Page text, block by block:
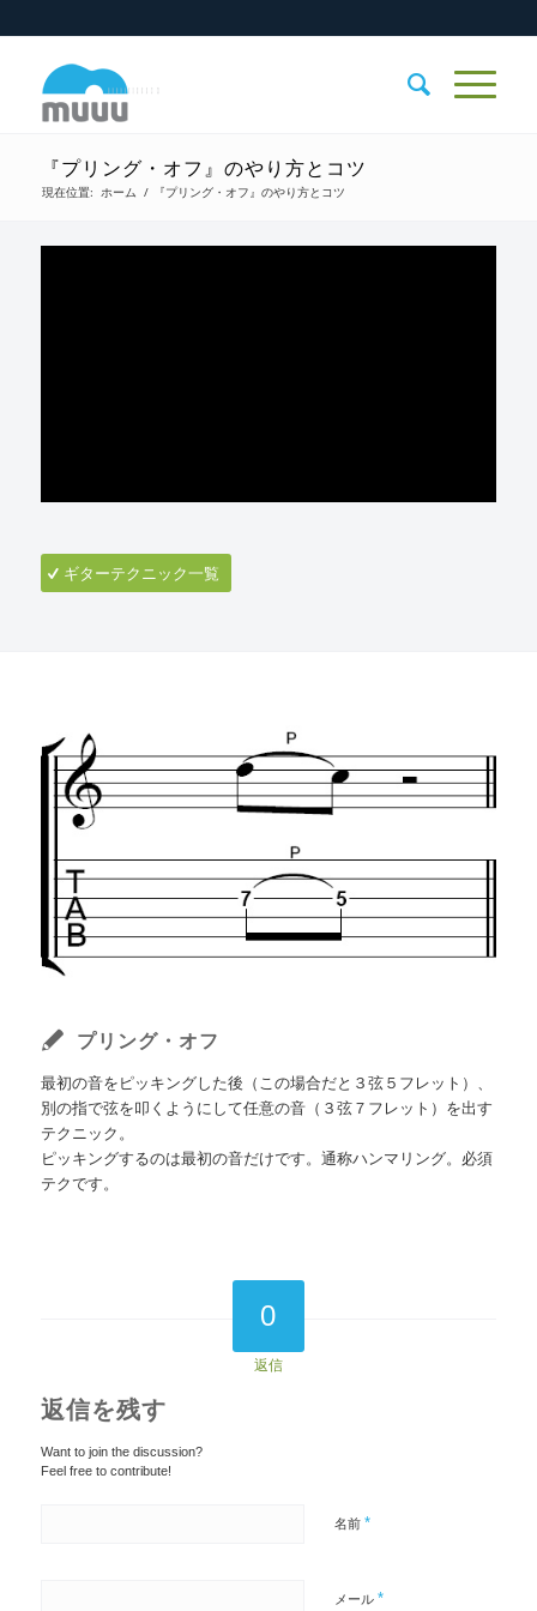
『プリング・オフ』のやり方とコツ
現在位置: ホーム / 『プリング・オフ』のやり方とコツ
ギターテクニック一覧
プリング・オフ
最初の音をピッキングした後（この場合だと３弦５フレット）、
別の指で弦を叩くようにして任意の音（３弦７フレット）を出す
テクニック。
ピッキングするのは最初の音だけです。通称ハンマリング。必須
テクです。
0
返信
返信を残す
Want to join the discussion?
Feel free to contribute!
名前 *
メール *